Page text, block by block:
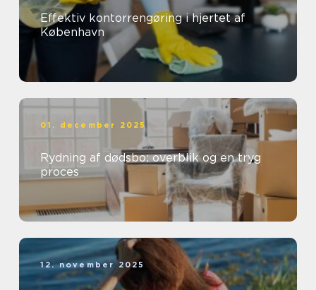
Effektiv kontorrengøring i hjertet af
København
01. december 2025
Rydning af dødsbo: overblik og en tryg
proces
12. november 2025